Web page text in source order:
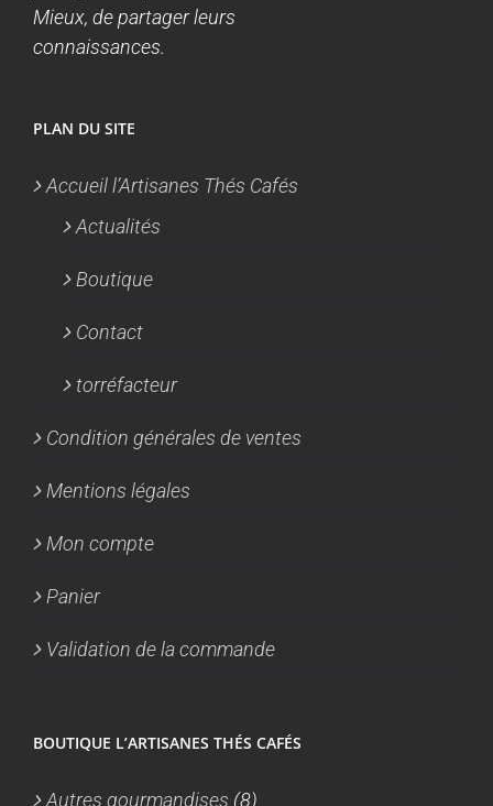
Mieux, de partager leurs
connaissances.
PLAN DU SITE
Accueil l’Artisanes Thés Cafés
Actualités
Boutique
Contact
torréfacteur
Condition générales de ventes
Mentions légales
Mon compte
Panier
Validation de la commande
BOUTIQUE L’ARTISANES THÉS CAFÉS
Autres gourmandises (8)